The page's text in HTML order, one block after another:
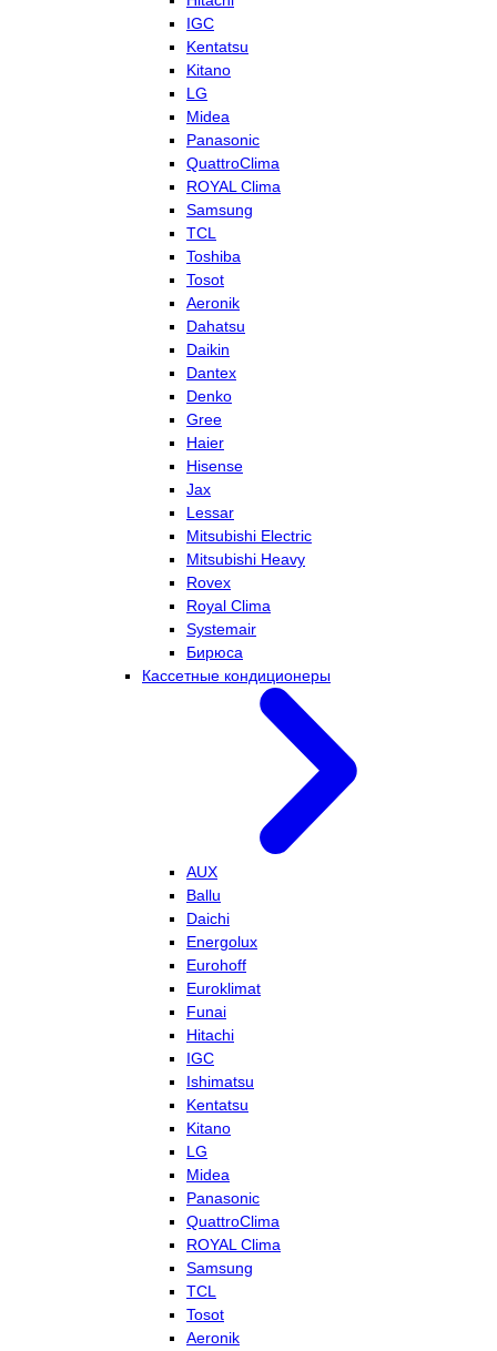
IGC
Kentatsu
Kitano
LG
Midea
Panasonic
QuattroClima
ROYAL Clima
Samsung
TCL
Toshiba
Tosot
Aeronik
Dahatsu
Daikin
Dantex
Denko
Gree
Haier
Hisense
Jax
Lessar
Mitsubishi Electric
Mitsubishi Heavy
Rovex
Royal Clima
Systemair
Бирюса
Кассетные кондиционеры
AUX
Ballu
Daichi
Energolux
Eurohoff
Euroklimat
Funai
Hitachi
IGC
Ishimatsu
Kentatsu
Kitano
LG
Midea
Panasonic
QuattroClima
ROYAL Clima
Samsung
TCL
Tosot
Aeronik